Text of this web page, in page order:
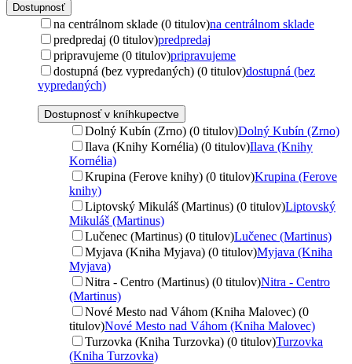
Dostupnosť
na centrálnom sklade (0 titulov)na centrálnom sklade
predpredaj (0 titulov)predpredaj
pripravujeme (0 titulov)pripravujeme
dostupná (bez vypredaných) (0 titulov)dostupná (bez
vypredaných)
Dostupnosť v kníhkupectve
Dolný Kubín (Zrno) (0 titulov)Dolný Kubín (Zrno)
Ilava (Knihy Kornélia) (0 titulov)Ilava (Knihy
Kornélia)
Krupina (Ferove knihy) (0 titulov)Krupina (Ferove
knihy)
Liptovský Mikuláš (Martinus) (0 titulov)Liptovský
Mikuláš (Martinus)
Lučenec (Martinus) (0 titulov)Lučenec (Martinus)
Myjava (Kniha Myjava) (0 titulov)Myjava (Kniha
Myjava)
Nitra - Centro (Martinus) (0 titulov)Nitra - Centro
(Martinus)
Nové Mesto nad Váhom (Kniha Malovec) (0
titulov)Nové Mesto nad Váhom (Kniha Malovec)
Turzovka (Kniha Turzovka) (0 titulov)Turzovka
(Kniha Turzovka)